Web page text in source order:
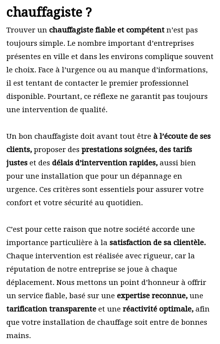
chauffagiste ?
Trouver un chauffagiste fiable et compétent n’est pas
toujours simple. Le nombre important d’entreprises
présentes en ville et dans les environs complique souvent
le choix. Face à l’urgence ou au manque d’informations,
il est tentant de contacter le premier professionnel
disponible. Pourtant, ce réflexe ne garantit pas toujours
une intervention de qualité.
Un bon chauffagiste doit avant tout être à l’écoute de ses
clients, proposer des prestations soignées, des tarifs
justes et des délais d’intervention rapides, aussi bien
pour une installation que pour un dépannage en
urgence. Ces critères sont essentiels pour assurer votre
confort et votre sécurité au quotidien.
C’est pour cette raison que notre société accorde une
importance particulière à la satisfaction de sa clientèle.
Chaque intervention est réalisée avec rigueur, car la
réputation de notre entreprise se joue à chaque
déplacement. Nous mettons un point d’honneur à offrir
un service fiable, basé sur une expertise reconnue, une
tarification transparente et une réactivité optimale, afin
que votre installation de chauffage soit entre de bonnes
mains.